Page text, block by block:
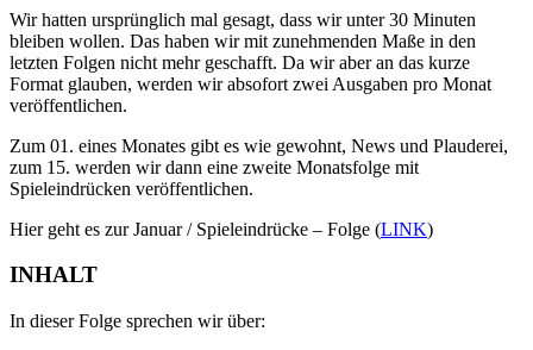
Wir hatten ursprünglich mal gesagt, dass wir unter 30 Minuten
bleiben wollen. Das haben wir mit zunehmenden Maße in den
letzten Folgen nicht mehr geschafft. Da wir aber an das kurze
Format glauben, werden wir absofort zwei Ausgaben pro Monat
veröffentlichen.
Zum 01. eines Monates gibt es wie gewohnt, News und Plauderei,
zum 15. werden wir dann eine zweite Monatsfolge mit
Spieleindrücken veröffentlichen.
Hier geht es zur Januar / Spieleindrücke – Folge (LINK)
INHALT
In dieser Folge sprechen wir über: